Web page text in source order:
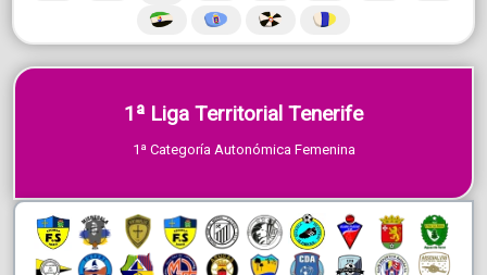
1ª Liga Territorial Tenerife
1ª Categoría Autonómica Femenina